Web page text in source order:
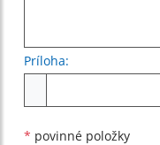
Príloha:
* povinné položky